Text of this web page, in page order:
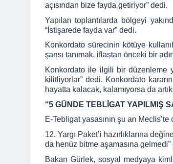
açısından bize fayda getiriyor” dedi.
Yapılan toplantılarda bölgeyi
“İstişarede fayda var” dedi.
Konkordato sürecinin kötüye
şansı tanımak, iflastan önceki bir
Konkordato ile ilgili bir düzenleme
kilitliyorlar” dedi. Konkordato
hayatta kalacak, kalamıyorsa da
“5 GÜNDE TEBLİGAT YAPILMIŞ
E-Tebligat yasasının şu an
12. Yargı Paket’i hazırlıklarına
da henüz bitme aşamasına
Bakan Gürlek, sosyal medyaya